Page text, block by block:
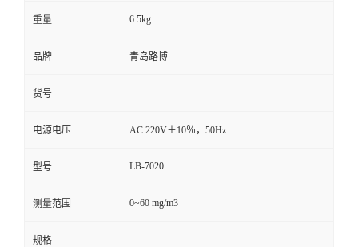
方
式
在
线
重量 6.5kg
品牌 青岛路博
货号
电源电压 AC 220V＋10％，50Hz
型号 LB-7020
测量范围 0~60 mg/m3
规格